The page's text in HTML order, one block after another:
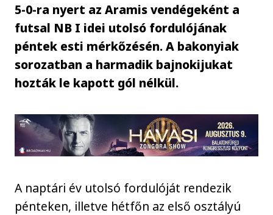
5-0-ra nyert az Aramis vendégeként a
futsal NB I idei utolsó fordulójának
péntek esti mérkőzésén. A bakonyiak
sorozatban a harmadik bajnokijukat
hozták le kapott gól nélkül.
A naptári év utolsó fordulóját rendezik
pénteken, illetve hétfőn az első osztályú